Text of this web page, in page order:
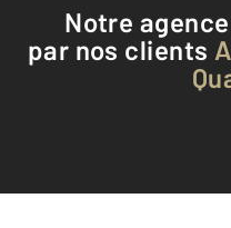
Notre
par nos clients
Voir